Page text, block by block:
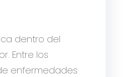
dentro del
Entre los
enfermedades